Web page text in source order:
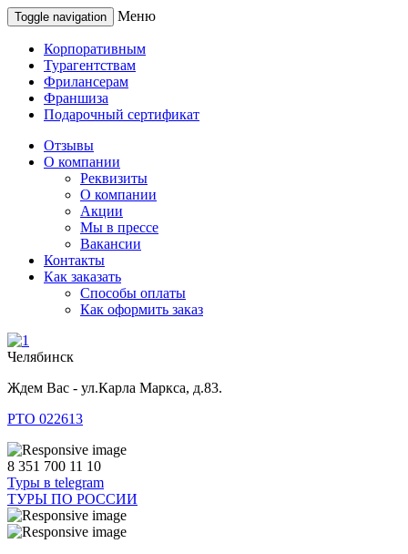
Toggle navigation Меню
Корпоративным
Турагентствам
Фрилансерам
Франшиза
Подарочный сертификат
Отзывы
О компании
Реквизиты
О компании
Акции
Мы в прессе
Вакансии
Контакты
Как заказать
Способы оплаты
Как оформить заказ
Челябинск
Ждем Вас - ул.Карла Маркса, д.83.
РТО 022613
8 351 700 11 10
Туры в telegram
ТУРЫ ПО РОССИИ